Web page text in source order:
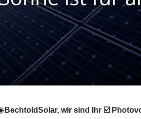
wir sind Ihr ☑️